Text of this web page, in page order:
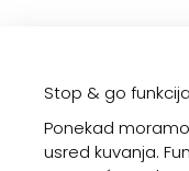
Stop & go funkcija
Ponekad
usred kuvanja.